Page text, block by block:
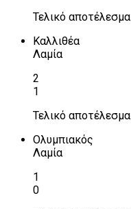
Τελικό αποτέλεσμα
Καλλιθέα
Λαμία
2
1
Τελικό αποτέλεσμα
Ολυμπιακός
Λαμία
1
0